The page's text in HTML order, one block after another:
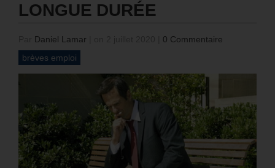
LONGUE DURÉE
Daniel Lamar
0 Commentaire
brèves emploi